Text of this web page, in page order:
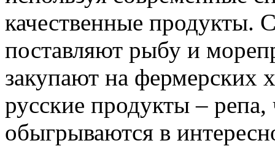
качественные продукты.
поставляют рыбу и
закупают на фермерских
русские продукты –
обыгрываются в